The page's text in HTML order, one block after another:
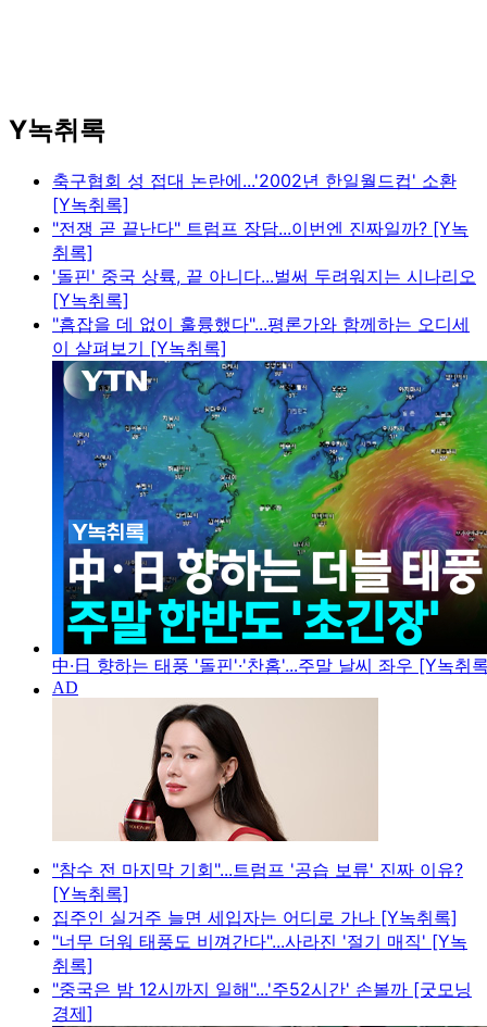
Y녹취록
축구협회 성 접대 논란에...'2002년 한일월드컵' 소환
[Y녹취록]
"전쟁 곧 끝난다" 트럼프 장담...이번엔 진짜일까? [Y녹
취록]
'돌핀' 중국 상륙, 끝 아니다...벌써 두려워지는 시나리오
[Y녹취록]
"흠잡을 데 없이 훌륭했다"...평론가와 함께하는 오디세
이 살펴보기 [Y녹취록]
中·日 향하는 태풍 '돌핀'·'찬홈'...주말 날씨 좌우 [Y녹취
"참수 전 마지막 기회"...트럼프 '공습 보류' 진짜 이유?
[Y녹취록]
집주인 실거주 늘면 세입자는 어디로 가나 [Y녹취록]
"너무 더워 태풍도 비껴간다"...사라진 '절기 매직' [Y녹
취록]
"중국은 밤 12시까지 일해"...'주52시간' 손볼까 [굿모닝
경제]